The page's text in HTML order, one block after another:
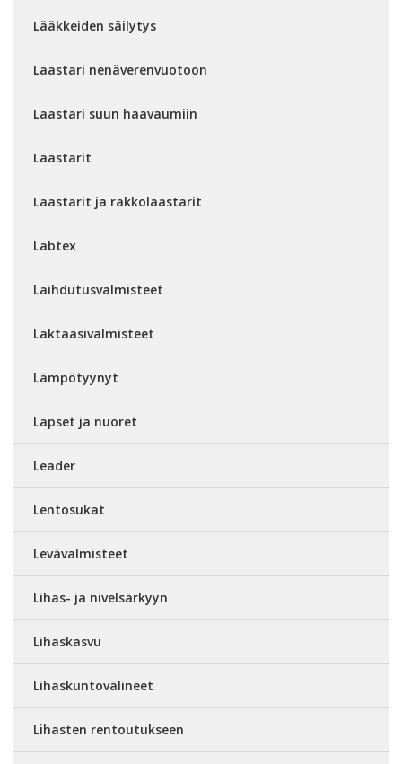
Lääkkeiden säilytys
Laastari nenäverenvuotoon
Laastari suun haavaumiin
Laastarit
Laastarit ja rakkolaastarit
Labtex
Laihdutusvalmisteet
Laktaasivalmisteet
Lämpötyynyt
Lapset ja nuoret
Leader
Lentosukat
Levävalmisteet
Lihas- ja nivelsärkyyn
Lihaskasvu
Lihaskuntovälineet
Lihasten rentoutukseen